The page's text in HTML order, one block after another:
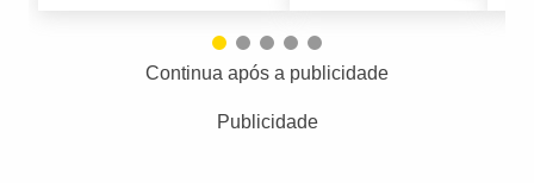
Continua após a publicidade
Publicidade